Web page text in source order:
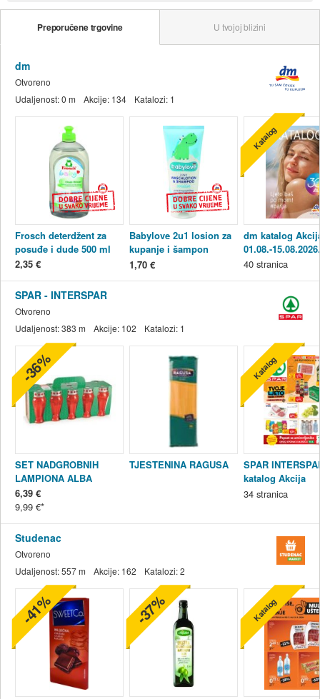
Preporučene trgovine U tvojoj blizini
dm
Otvoreno
Udaljenost:0 m Akcije: 134 Katalozi: 1
Frosch deterdžent za
posuđe i dude 500 ml
2,35 €
Babylove 2u1 losion za
kupanje i šampon
sensitive, 200 ml
1,70 €
dm katalog
01.08.-15.08.2026.
40 stranica
Katalog
SPAR - INTERSPAR
Otvoreno
Udaljenost:383 m Akcije: 102 Katalozi: 1
SET NADGROBNIH
LAMPIONA ALBA
6,39 €
9,99 €
-36%
TJESTENINA RAGUSA
SPAR
katalog Akcija
06.08.-11.08.2026.
34 stranica
Katalog
Studenac
Otvoreno
Udaljenost:557 m Akcije: 162 Katalozi:2
-41% -37% Katalog